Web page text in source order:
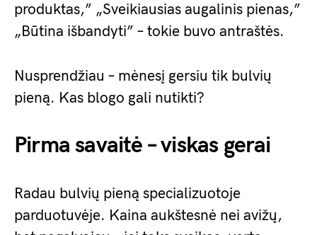
produktas,” „Sveikiausias augalinis pienas,”
„Būtina išbandyti” – tokie buvo antraštės.
Nusprendžiau – mėnesį gersiu tik bulvių
pieną. Kas blogo gali nutikti?
Pirma savaitė – viskas gerai
Radau bulvių pieną specializuotoje
parduotuvėje. Kaina aukštesnė nei avižų,